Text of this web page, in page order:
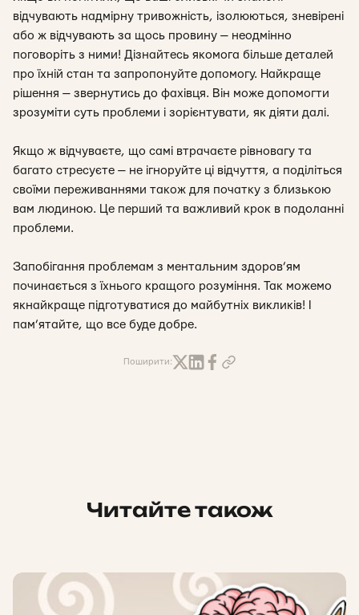
відчувають надмірну тривожність, ізолюються, зневірені
або ж відчувають за щось провину — неодмінно
поговоріть з ними! Дізнайтесь якомога більше деталей
про їхній стан та запропонуйте допомогу. Найкраще
рішення — звернутись до фахівця. Він може допомогти
зрозуміти суть проблеми і зорієнтувати, як діяти далі.
Якщо ж відчуваєте, що самі втрачаєте рівновагу та
багато стресуєте — не ігноруйте ці відчуття, а поділіться
своїми переживаннями також для початку з близькою
вам людиною. Це перший та важливий крок в подоланні
проблеми.
Запобігання проблемам з ментальним здоров’ям
починається з їхнього кращого розуміння. Так можемо
якнайкраще підготуватися до майбутніх викликів! І
пам’ятайте, що все буде добре.
Поширити:
Читайте також